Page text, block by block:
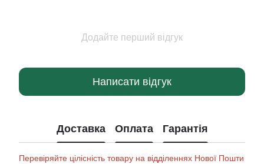
Додайте перший відгук
Написати відгук
Доставка Оплата Гарантія
Перевіряйте цілісність товару на відділеннях Нової Пошти